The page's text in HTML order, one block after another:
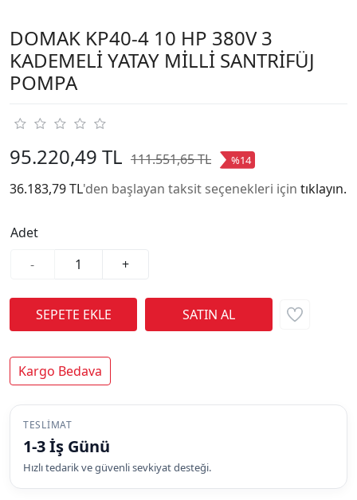
DOMAK KP40-4 10 HP 380V 3
KADEMELİ YATAY MİLLİ SANTRİFÜJ
POMPA
95.220,49 TL 111.551,65 TL %14
36.183,79 TL'den başlayan taksit seçenekleri için tıklayın.
Adet
-
+
Kargo Bedava
TESLIMAT
1-3 İş Günü
Hızlı tedarik ve güvenli sevkiyat desteği.